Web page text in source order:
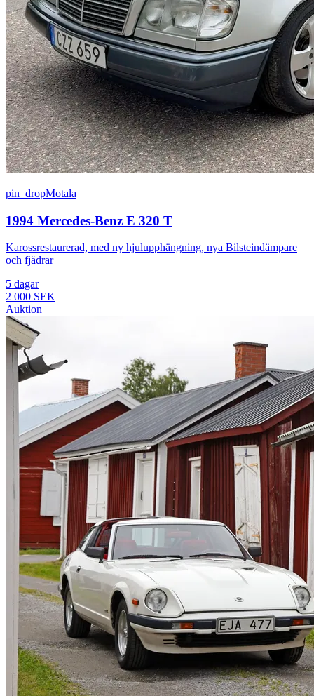
pin_dropMotala
1994 Mercedes-Benz E 320 T
Karossrestaurerad, med ny hjulupphängning, nya Bilsteindämpare
och fjädrar
5 dagar
2 000 SEK
Auktion